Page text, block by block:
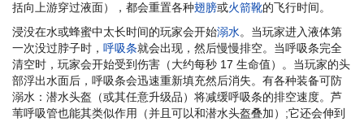
括向上游穿过液面），都会重置各种翅膀或火箭靴的飞行时间。
浸没在水或蜂蜜中太长时间的玩家会开始溺水。当玩家进入液体第
一次没过脖子时， 呼吸条就会出现，然后慢慢排空。当呼吸条完全
清空时，玩家会开始受到伤害（大约每秒 17 生命值）。当玩家的头
部浮出水面后，呼吸条会迅速重新填充然后消失。有各种装备可防
溺水：潜水头盔（或其任意升级品）将减缓呼吸条的排空速度。芦
苇呼吸管也能其类似作用（并且可以和潜水头盔叠加）;它还会伸到